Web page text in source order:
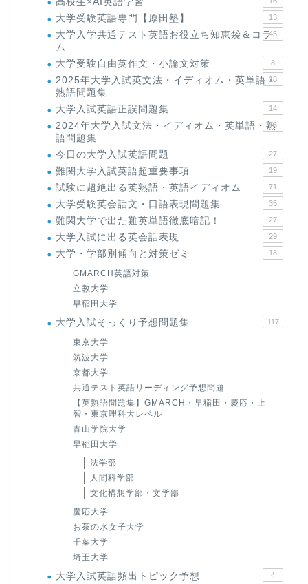
大学受験英語専門【原田塾】 13
大学入学共通テスト英語お役立ち知恵袋＆コラ
ム
45
大学受験自由英作文・小論文対策 8
2025年大学入試英文法・イディオム・英単語・
熟語問題集
18
大学入試英語正誤問題集 14
2024年大学入試文法・イディオム・英単語・熟
語問題集
15
今日の大学入試英語問題 27
難関大学入試英語超重要事項 19
試験に超絶出る英熟語・英語イディオム 71
大学受験英会話文・口語表現問題集 35
難関大学で出た難英単語徹底暗記！ 27
大学入試に出る英会話表現 29
大学・学部別傾向と対策ゼミ 18
GMARCH英語対策
立教大学
早稲田大学
大学入試そっくり予想問題集 117
東京大学
筑波大学
京都大学
共通テスト英語リーディング予想問題
【英熟語問題集】GMARCH・早稲田・慶応・上
智・東京理科大レベル
青山学院大学
早稲田大学
法学部
人間科学部
文化構想学部・文学部
慶応大学
お茶の水女子大学
千葉大学
埼玉大学
大学入試英語頻出トピック予想 4